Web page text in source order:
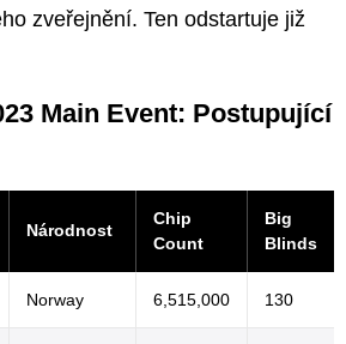
zveřejnění. Ten odstartuje již
Main Event: Postupující
Národnost
Chip
Count
Big
Blinds
Norway 6,515,000 130